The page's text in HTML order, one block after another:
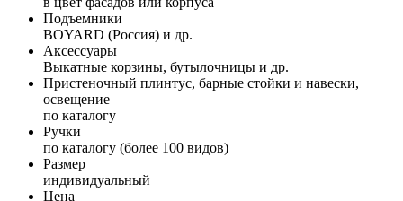
Подъемники
BOYARD (Россия) и др.
Аксессуары
Выкатные корзины, бутылочницы и др.
Пристеночный плинтус, барные стойки и навески,
освещение
по каталогу
Ручки
по каталогу (более 100 видов)
Размер
индивидуальный
Цена